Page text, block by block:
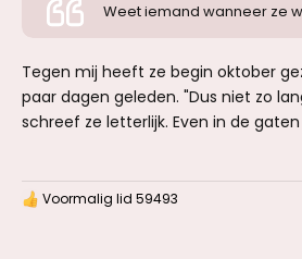
Weet iemand wanneer ze
Tegen mij heeft ze begin oktober
paar dagen geleden. "Dus niet zo
schreef ze letterlijk. Even in de
W Voormalig lid 59493